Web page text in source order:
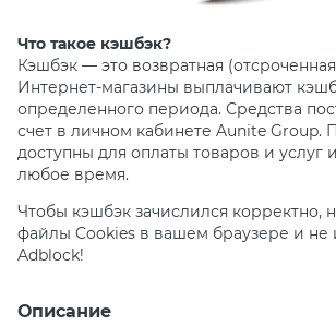
Что такое кэшбэк?
Кэшбэк — это возвратная
Интернет-магазины выплачивают
определенного периода. Средства
счет в личном кабинете Aunite Group.
доступны для оплаты товаров и услуг
любое время.
Чтобы кэшбэк зачислился корректно,
файлы Cookies в вашем браузере и не
Adblock!
Описание